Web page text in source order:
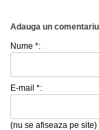
Adauga un comentariu
Nume *:
E-mail *:
(nu se afiseaza pe site)